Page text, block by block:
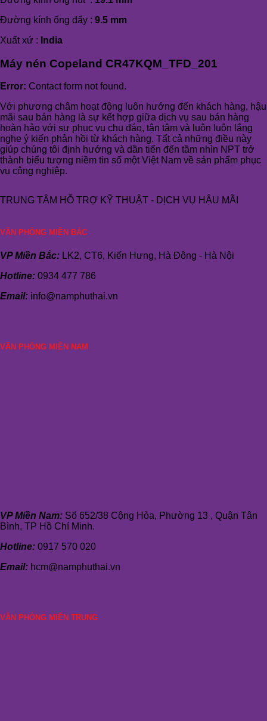
Đường kính ống đẩy : 9.5 mm
Xuất xứ : India
Máy nén Copeland CR47KQM_TFD_201
Error: Contact form not found.
Với phương châm hoạt động luôn hướng đến khách hàng, hậu
mãi sau bán hàng là sự kết hợp giữa dịch vụ sau bán hàng
hoàn hảo với sự phục vụ chu đáo, tận tâm và luôn luôn lắng
nghe ý kiến phản hồi từ khách hàng. Tất cả những điều này
giúp chúng tôi định hướng và dần tiến đến tầm nhìn NPT trở
thành biểu tượng niềm tin số một Việt Nam về sản phẩm phục
vụ công nghiệp.
TRUNG TÂM HỖ TRỢ KỸ THUẬT - DỊCH VỤ HẬU MÃI
VĂN PHÒNG MIỀN BẮC
VP Miền Bắc: LK2, CT6, Kiến Hưng, Hà Đông - Hà Nội
Hotline: 0934 477 786
Email: info@namphuthai.vn
VĂN PHÒNG MIỀN NAM
VP Miền Nam: Số 652/38 Cộng Hòa, Phường 13 , Quận Tân
Bình, TP Hồ Chí Minh.
Hotline: 0917 570 020
Email: hcm@namphuthai.vn
VĂN PHÒNG MIỀN TRUNG